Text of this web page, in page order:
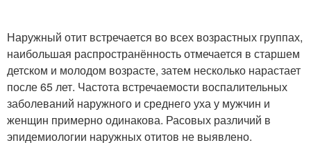
Наружный отит встречается во всех возрастных группах,
наибольшая распространённость отмечается в старшем
детском и молодом возрасте, затем несколько нарастает
после 65 лет. Частота встречаемости воспалительных
заболеваний наружного и среднего уха у мужчин и
женщин примерно одинакова. Расовых различий в
эпидемиологии наружных отитов не выявлено.